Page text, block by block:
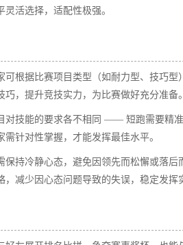
活选择，适配性极强。​
可根据比赛项目类型（如耐力型、技巧型
，提升竞技实力，为比赛做好充分准备。​
对技能的要求各不相同 —— 短跑需要精
针对性掌握，才能发挥最佳水平。​
保持冷静心态，避免因领先而松懈或落
减少因心态问题导致的失误，稳定发挥